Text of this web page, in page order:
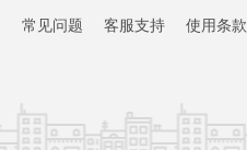
常见问题 客服支持 使用条款